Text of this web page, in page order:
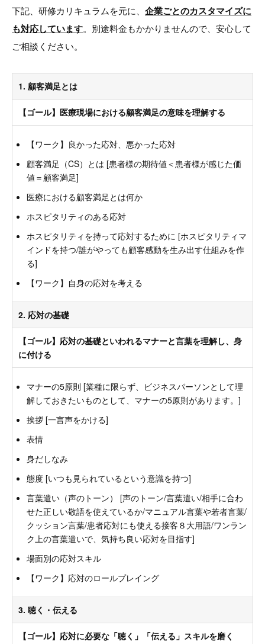
下記、研修カリキュラムを元に、 企業ごとのカスタマイズに
も対応しています。別途料金もかかりませんので、安心して
ご相談ください。
1. 顧客満足とは
【ゴール】医療現場における顧客満足の意味を理解する
【ワーク】良かった応対、悪かった応対
顧客満足（CS）とは [患者様の期待値＜患者様が感じた価
値＝顧客満足]
医療における顧客満足とは何か
ホスピタリティのある応対
ホスピタリティを持って応対するために [ホスピタリティマ
インドを持つ/誰がやっても顧客感動を生み出す仕組みを作
る]
【ワーク】自身の応対を考える
2. 応対の基礎
【ゴール】応対の基礎といわれるマナーと言葉を理解し、身
に付ける
マナーの5原則 [業種に限らず、ビジネスパーソンとして理
解しておきたいものとして、マナーの5原則があります。]
挨拶 [一言声をかける]
表情
身だしなみ
態度 [いつも見られているという意識を持つ]
言葉遣い（声のトーン） [声のトーン/言葉遣い/相手に合わ
せた正しい敬語を使えているか/マニュアル言葉や若者言葉/
クッション言葉/患者応対にも使える接客８大用語/ワンラン
ク上の言葉遣いで、気持ち良い応対を目指す]
場面別の応対スキル
【ワーク】応対のロールプレイング
3. 聴く・伝える
【ゴール】応対に必要な「聴く」「伝える」スキルを磨く